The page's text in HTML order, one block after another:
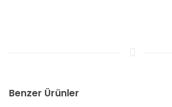
Benzer Ürünler